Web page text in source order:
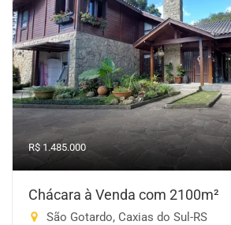
R$ 1.485.000
Chácara à Venda com 2100m²
São Gotardo, Caxias do Sul-RS